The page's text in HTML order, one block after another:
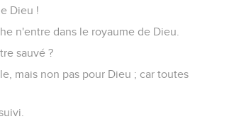
Dieu !
n'entre dans le royaume de Dieu.
sauvé ?
mais non pas pour Dieu ; car toutes